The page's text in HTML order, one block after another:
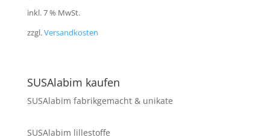
inkl. 7 % MwSt.
zzgl.Versandkosten
SUSAlabim kaufen
SUSAlabim fabrikgemacht & unikate
SUSAlabim lillestoffe